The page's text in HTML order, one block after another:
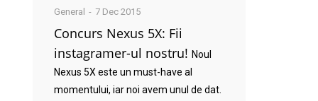
General 7 Dec 2015
Concurs Nexus 5X: Fii
instagramer-ul nostru! Noul
Nexus 5X este un must-have al
momentului, iar noi avem unul de dat.